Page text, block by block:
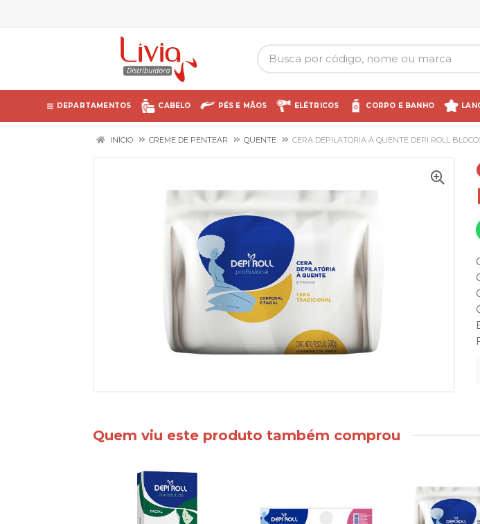
DEPARTAMENTOS CABELO PÉS E MÃOS ELÉTRICOS CORPO E BANHO
INÍCIO CREME DE PENTEAR QUENTE CERA DEPILATÓRIA À QUENTE DEPI ROLL
Quem viu este produto também comprou